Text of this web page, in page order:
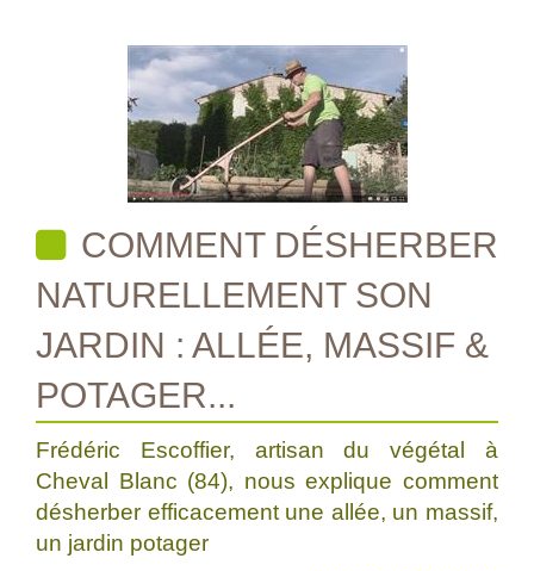
COMMENT DÉSHERBER
NATURELLEMENT SON
JARDIN : ALLÉE, MASSIF &
POTAGER...
Frédéric Escoffier, artisan du végétal à
Cheval Blanc (84), nous explique comment
désherber efficacement une allée, un massif,
un jardin potager